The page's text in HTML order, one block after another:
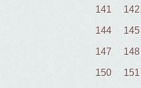
141 142
144 145
147 148
150 151